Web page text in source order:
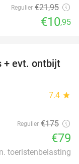
Regulier €21,95
€10,95
55%
+ evt. ontbijt
7.4 star
Regulier €175
€79
toeristenbelasting